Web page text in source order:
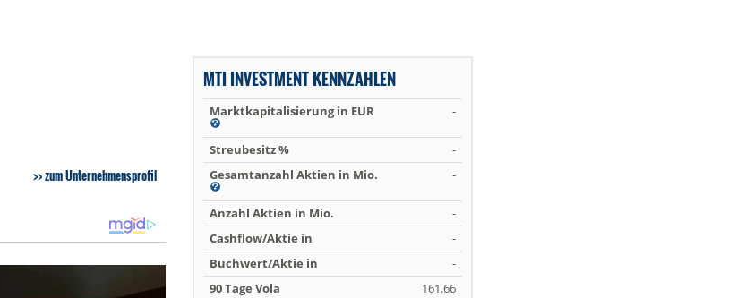
zum Unternehmensprofil
MTI INVESTMENT KENNZAHLEN
Marktkapitalisierung in EUR -
Streubesitz %
-
Gesamtanzahl Aktien in Mio.
-
Anzahl Aktien in Mio.
-
Cashflow/Aktie in
-
Buchwert/Aktie in
-
90 Tage Vola
161.66